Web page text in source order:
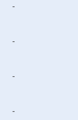
-
-
-
-